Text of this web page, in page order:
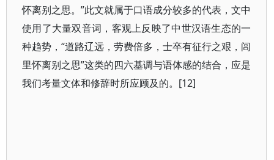
怀离别之思。”此文就属于口语成分较多的代表，文中
使用了大量双音词，客观上反映了中世汉语生态的一
种趋势，“道路辽远，劳费倍多，士卒有征行之艰，闾
里怀离别之思”这类的四六基调与语体感的结合，应是
我们考量文体和修辞时所应顾及的。[12]